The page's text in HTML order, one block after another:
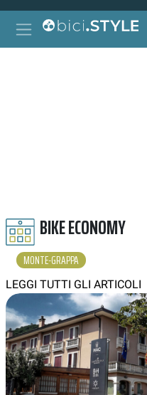
Vai al contenuto
Navigazione principale
Ricerca per:
BIKE ECONOMY
MONTE-GRAPPA
LEGGI TUTTI GLI ARTICOLI